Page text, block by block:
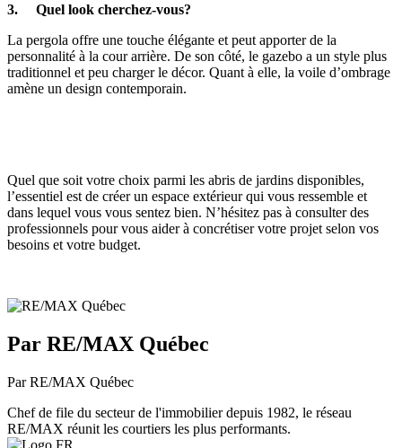
3. Quel look cherchez-vous?
La pergola offre une touche élégante et peut apporter de la
personnalité à la cour arrière. De son côté, le gazebo a un style plus
traditionnel et peu charger le décor. Quant à elle, la voile d’ombrage
amène un design contemporain.
Quel que soit votre choix parmi les abris de jardins disponibles,
l’essentiel est de créer un espace extérieur qui vous ressemble et
dans lequel vous vous sentez bien. N’hésitez pas à consulter des
professionnels pour vous aider à concrétiser votre projet selon vos
besoins et votre budget.
Par RE/MAX Québec
Par RE/MAX Québec
Chef de file du secteur de l'immobilier depuis 1982, le réseau
RE/MAX réunit les courtiers les plus performants.